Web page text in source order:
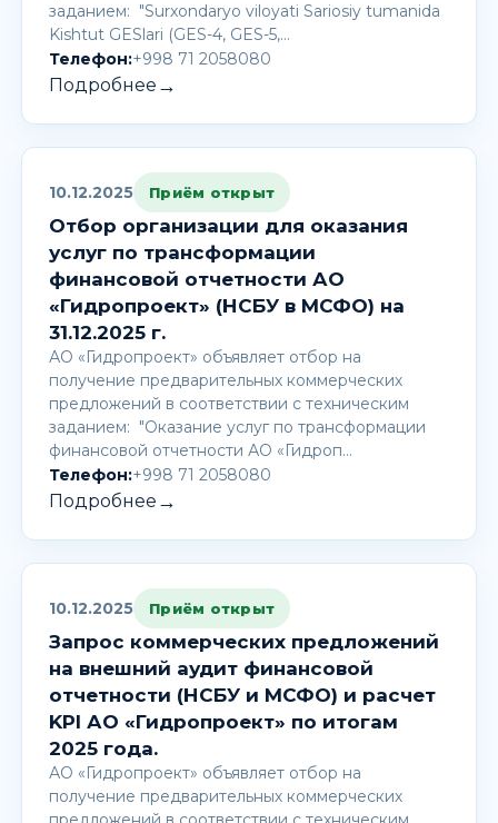
заданием: "Surxondaryo viloyati Sariosiy tumanida
Kishtut GESlari (GES-4, GES-5,…
Телефон:+998 71 2058080
Подробнее →
10.12.2025 Приём открыт
Отбор организации для оказания
услуг по трансформации
финансовой отчетности АО
«Гидропроект» (НСБУ в МСФО) на
31.12.2025 г.
АО «Гидропроект» объявляет отбор на
получение предварительных коммерческих
предложений в соответствии с техническим
заданием: "Оказание услуг по трансформации
финансовой отчетности АО «Гидроп…
Телефон:+998 71 2058080
Подробнее →
10.12.2025 Приём открыт
Запрос коммерческих предложений
на внешний аудит финансовой
отчетности (НСБУ и МСФО) и расчет
KPI АО «Гидропроект» по итогам
2025 года.
АО «Гидропроект» объявляет отбор на
получение предварительных коммерческих